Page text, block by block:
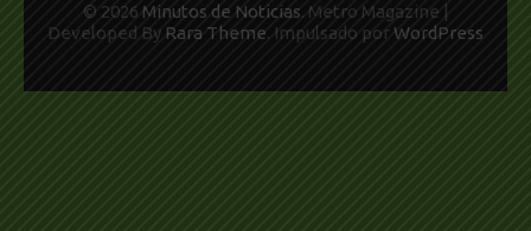
© 2026 Minutos de Noticias. Metro Magazine |
Developed By Rara Theme. Impulsado por WordPress